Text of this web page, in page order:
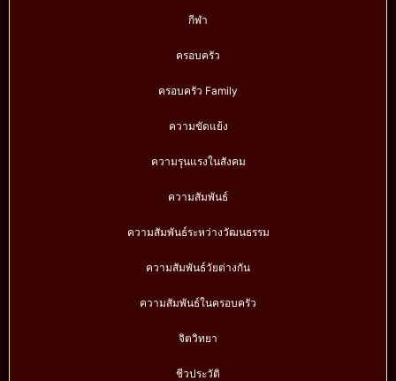
กีฬา
ครอบครัว
ครอบครัว Family
ความขัดแย้ง
ความรุนแรงในสังคม
ความสัมพันธ์
ความสัมพันธ์ระหว่างวัฒนธรรม
ความสัมพันธ์วัยต่างกัน
ความสัมพันธ์ในครอบครัว
จิตวิทยา
ชีวประวัติ